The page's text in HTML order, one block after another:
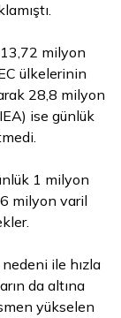
milyon
ülkelerinin
28,8 milyon
ise günlük
1 milyon
milyon varil
ile hızla
da altına
yükselen